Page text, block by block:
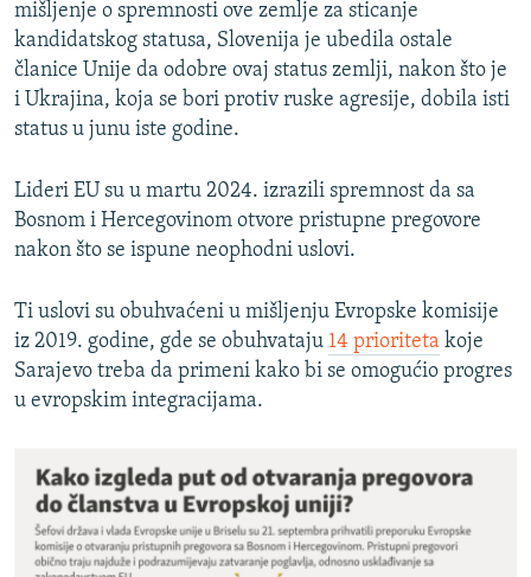
mišljenje o spremnosti ove zemlje za sticanje
kandidatskog statusa, Slovenija je ubedila ostale
članice Unije da odobre ovaj status zemlji, nakon što je
i Ukrajina, koja se bori protiv ruske agresije, dobila isti
status u junu iste godine.
Lideri EU su u martu 2024. izrazili spremnost da sa
Bosnom i Hercegovinom otvore pristupne pregovore
nakon što se ispune neophodni uslovi.
Ti uslovi su obuhvaćeni u mišljenju Evropske komisije
iz 2019. godine, gde se obuhvataju 14 prioriteta koje
Sarajevo treba da primeni kako bi se omogućio progres
u evropskim integracijama.